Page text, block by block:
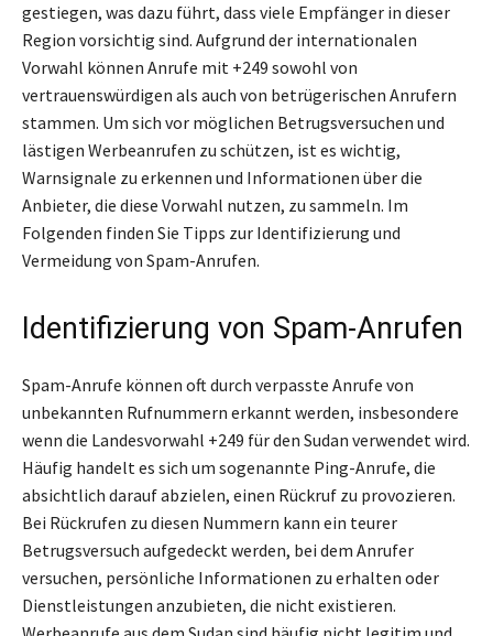
gestiegen, was dazu führt, dass viele Empfänger in dieser
Region vorsichtig sind. Aufgrund der internationalen
Vorwahl können Anrufe mit +249 sowohl von
vertrauenswürdigen als auch von betrügerischen Anrufern
stammen. Um sich vor möglichen Betrugsversuchen und
lästigen Werbeanrufen zu schützen, ist es wichtig,
Warnsignale zu erkennen und Informationen über die
Anbieter, die diese Vorwahl nutzen, zu sammeln. Im
Folgenden finden Sie Tipps zur Identifizierung und
Vermeidung von Spam-Anrufen.
Identifizierung von Spam-Anrufen
Spam-Anrufe können oft durch verpasste Anrufe von
unbekannten Rufnummern erkannt werden, insbesondere
wenn die Landesvorwahl +249 für den Sudan verwendet wird.
Häufig handelt es sich um sogenannte Ping-Anrufe, die
absichtlich darauf abzielen, einen Rückruf zu provozieren.
Bei Rückrufen zu diesen Nummern kann ein teurer
Betrugsversuch aufgedeckt werden, bei dem Anrufer
versuchen, persönliche Informationen zu erhalten oder
Dienstleistungen anzubieten, die nicht existieren.